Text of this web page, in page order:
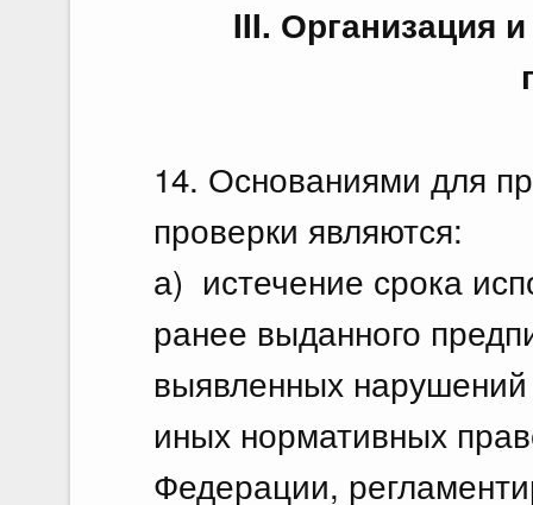
III. Организация
14. Основаниями для
проверки являются:
а) истечение срока
ранее выданного
выявленных
иных нормативных
Федерации,